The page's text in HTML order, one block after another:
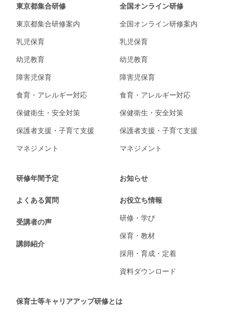
東京都集合研修
東京都集合研修案内
乳児保育
幼児教育
障害児保育
食育・アレルギー対応
保健衛生・安全対策
保護者支援・子育て支援
マネジメント
全国オンライン研修
全国オンライン研修案内
乳児保育
幼児教育
障害児保育
食育・アレルギー対応
保健衛生・安全対策
保護者支援・子育て支援
マネジメント
研修年間予定
よくある質問
受講者の声
講師紹介
お知らせ
お役立ち情報
研修・学び
保育・教材
採用・育成・定着
資料ダウンロード
保育士等キャリアアップ研修とは